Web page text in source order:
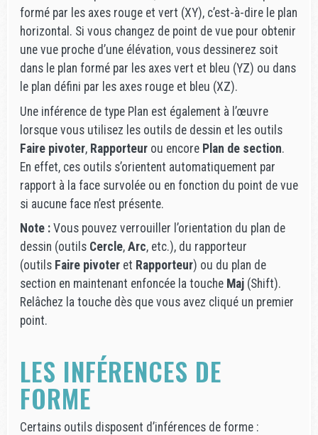
formé par les axes rouge et vert (XY), c’est-à-dire le plan
horizontal. Si vous changez de point de vue pour obtenir
une vue proche d’une élévation, vous dessinerez soit
dans le plan formé par les axes vert et bleu (YZ) ou dans
le plan défini par les axes rouge et bleu (XZ).
Une inférence de type Plan est également à l’œuvre
lorsque vous utilisez les outils de dessin et les outils
Faire pivoter, Rapporteur ou encore Plan de section.
En effet, ces outils s’orientent automatiquement par
rapport à la face survolée ou en fonction du point de vue
si aucune face n’est présente.
Note : Vous pouvez verrouiller l’orientation du plan de
dessin (outils Cercle, Arc, etc.), du rapporteur
(outils Faire pivoter et Rapporteur) ou du plan de
section en maintenant enfoncée la touche Maj (Shift).
Relâchez la touche dès que vous avez cliqué un premier
point.
LES INFÉRENCES DE
FORME
Certains outils disposent d’inférences de forme :